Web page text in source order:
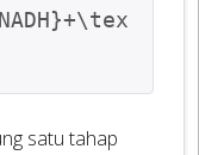
satu tahap